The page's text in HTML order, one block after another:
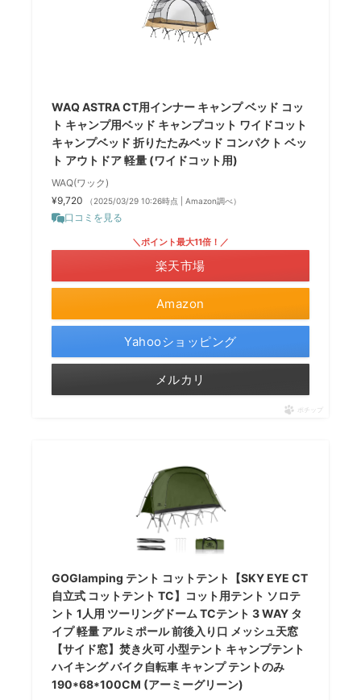
WAQ ASTRA CT用インナー キャンプ ベッド コッ
ト キャンプ用ベッド キャンプコット ワイドコット
キャンプベッド 折りたたみベッド コンパクト ベッ
ト アウトドア 軽量 (ワイドコット用)
WAQ(ワック)
¥9,720
（2025/03/29 10:26時点 | Amazon調べ）
口コミを見る
Amazon
＼ポイント最大11倍！／
楽天市場
Yahooショッピング
メルカリ
ポチップ
GOGlamping テント コットテント【SKY EYE CT
自立式 コットテント TC】コット用テント ソロテ
ント 1人用 ツーリングドーム TCテント 3 WAY タ
イプ 軽量 アルミポール 前後入り口 メッシュ天窓
【サイド窓】焚き火可 小型テント キャンプテント
ハイキング バイク自転車 キャンプ テントのみ
190*68*100CM (アーミーグリーン)